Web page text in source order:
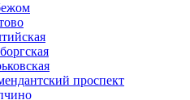
проспект